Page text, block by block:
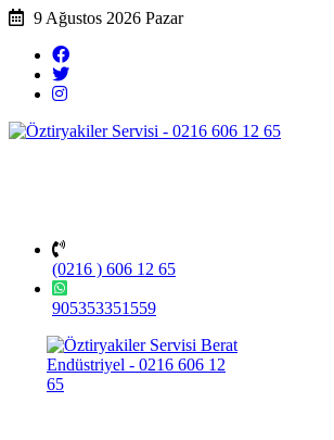
9 Ağustos 2026 Pazar
(0216 ) 606 12 65
905353351559